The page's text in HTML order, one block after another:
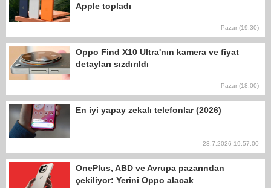
Apple topladı
Pazar (19:30)
Oppo Find X10 Ultra'nın kamera ve fiyat
detayları sızdırıldı
Pazar (18:00)
En iyi yapay zekalı telefonlar (2026)
23.7.2026 19:57:00
OnePlus, ABD ve Avrupa pazarından
çekiliyor: Yerini Oppo alacak